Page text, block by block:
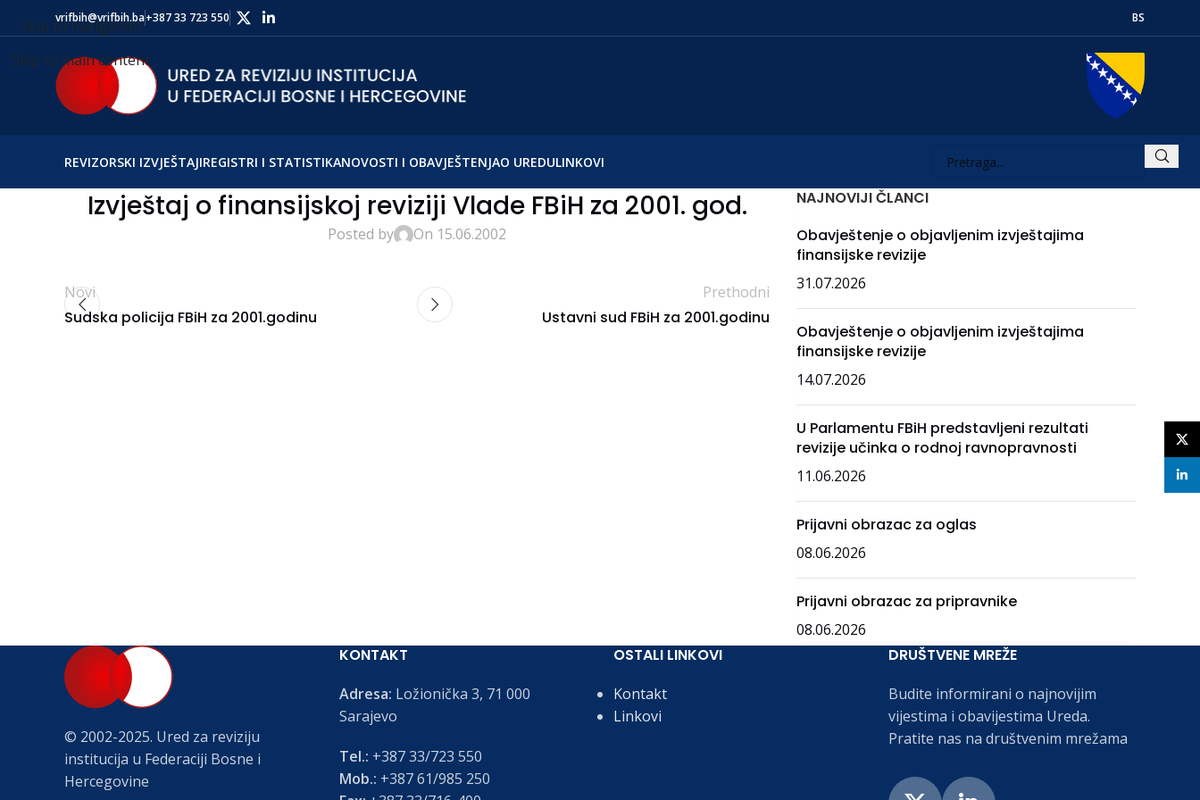
Skip to navigation
Skip to main content
vrifbih@vrifbih.ba+387 33 723 550 BS
REVIZORSKI IZVJEŠTAJIREGISTRI I STATISTIKANOVOSTI I OBAVJEŠTENJAO UREDULINKOVI
Izvještaj o finansijskoj reviziji Vlade FBiH za 2001. god.
Posted by On 15.06.2002
Novi
Sudska policija FBiH za 2001.godinu
Prethodni
Ustavni sud FBiH za 2001.godinu
NAJNOVIJI ČLANCI
Obavještenje o objavljenim izvještajima
finansijske revizije
31.07.2026
Obavještenje o objavljenim izvještajima
finansijske revizije
14.07.2026
U Parlamentu FBiH predstavljeni rezultati
revizije učinka o rodnoj ravnopravnosti
11.06.2026
Prijavni obrazac za oglas
08.06.2026
Prijavni obrazac za pripravnike
08.06.2026
© 2002-2025. Ured za reviziju
institucija u Federaciji Bosne i
Hercegovine
KONTAKT
Adresa: Ložionička 3, 71 000
Sarajevo
Tel.: +387 33/723 550
Mob.: +387 61/985 250
OSTALI LINKOVI
Kontakt
Linkovi
DRUŠTVENE MREŽE
Budite informirani o najnovijim
vijestima i obavijestima Ureda.
Pratite nas na društvenim mrežama